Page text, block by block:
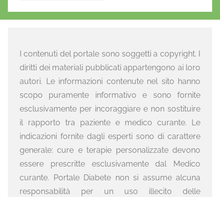
I contenuti del portale sono soggetti a copyright. I
diritti dei materiali pubblicati appartengono ai loro
autori. Le informazioni contenute nel sito hanno
scopo puramente informativo e sono fornite
esclusivamente per incoraggiare e non sostituire
il rapporto tra paziente e medico curante. Le
indicazioni fornite dagli esperti sono di carattere
generale: cure e terapie personalizzate devono
essere prescritte esclusivamente dal Medico
curante. Portale Diabete non si assume alcuna
responsabilità per un uso illecito delle